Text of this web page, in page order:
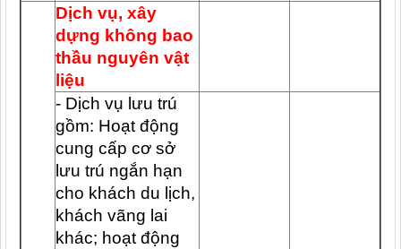
Dịch vụ, xây
dựng không bao
thầu nguyên vật
liệu
- Dịch vụ lưu trú
gồm: Hoạt động
cung cấp cơ sở
lưu trú ngắn hạn
cho khách du lịch,
khách vãng lai
khác; hoạt động